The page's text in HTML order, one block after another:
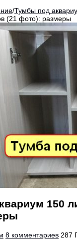
/Тумбы под
(21 фото): размеры
150
8 комментариев 287